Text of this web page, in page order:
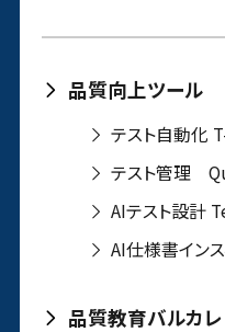
品質向上ツール
テスト自動化
テスト管理
AIテスト設計
AI仕様書イン
品質教育バルカレ